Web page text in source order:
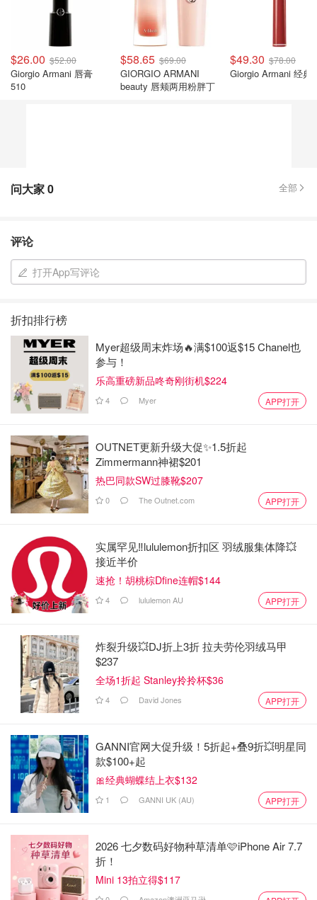
$26.00 $52.00
Giorgio Armani 唇膏
510
$58.65 $69.00
GIORGIO ARMANI
beauty 唇颊两用粉胖丁
$49.30 $78.00
Giorgio Armani 经典
问大家0 全部
评论
打开App写评论
折扣排行榜
Myer超级周末炸场🔥满$100返$15 Chanel也
参与！
乐高重磅新品咚奇刚街机$224
4 Myer APP打开
OUTNET更新升级大促✨1.5折起
Zimmermann神裙$201
热巴同款SW过膝靴$207
0 The Outnet.com APP打开
实属罕见‼️lululemon折扣区 羽绒服集体降💥
接近半价
速抢！胡桃棕Dfine连帽$144
4 lululemon AU APP打开
炸裂升级💥DJ折上3折 拉夫劳伦羽绒马甲
$237
全场1折起 Stanley拎拎杯$36
4 David Jones APP打开
GANNI官网大促升级！5折起+叠9折💥明星同
款$100+起
🎀经典蝴蝶结上衣$132
1 GANNI UK (AU) APP打开
2026 七夕数码好物种草清单🩷iPhone Air 7.7
折！
Mini 13拍立得$117